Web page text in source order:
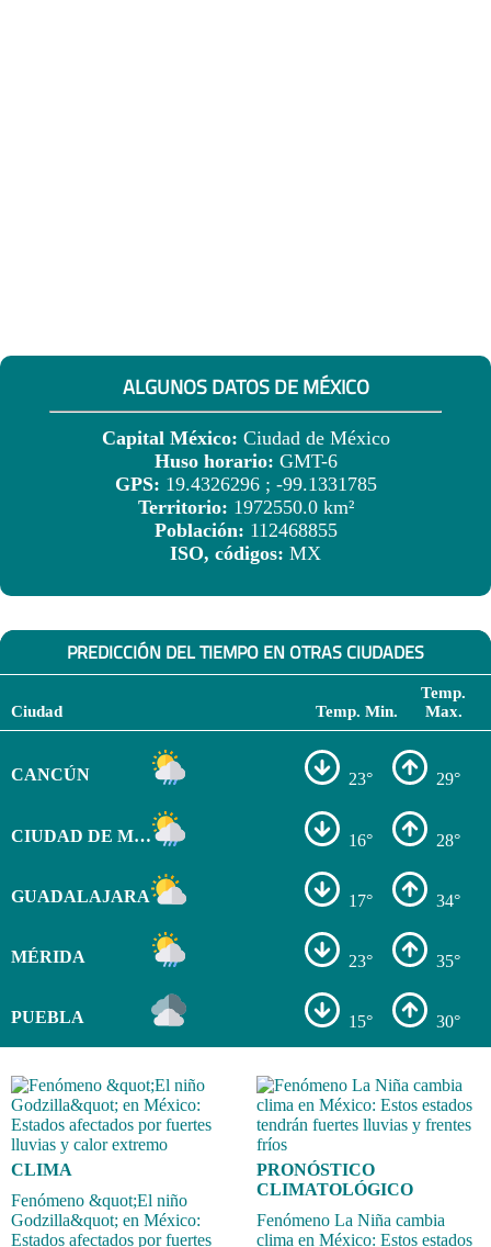
ALGUNOS DATOS DE MÉXICO
Capital México: Ciudad de México
Huso horario: GMT-6
GPS: 19.4326296 ; -99.1331785
Territorio: 1972550.0 km²
Población: 112468855
ISO, códigos: MX
PREDICCIÓN DEL TIEMPO EN OTRAS CIUDADES
Ciudad Temp. Min.
Temp.
Max.
CANCÚN 23° 29°
CIUDAD DE MÉXICO 16° 28°
GUADALAJARA 17° 34°
MÉRIDA 23° 35°
PUEBLA 15° 30°
CLIMA
Fenómeno &quot;El niño
Godzilla&quot; en México:
Estados afectados por fuertes
PRONÓSTICO
CLIMATOLÓGICO
Fenómeno La Niña cambia
clima en México: Estos estados